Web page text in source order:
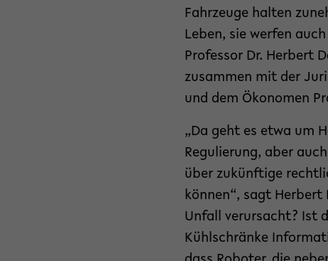
Fahrzeuge halten
Leben, sie werfen
Professor Dr. Herbert
zusammen mit der
und dem Ökonomen
„Da geht es etwa um
Regulierung, aber
über zukünftige
können“, sagt
Unfall verursacht? Ist
Kühlschränke